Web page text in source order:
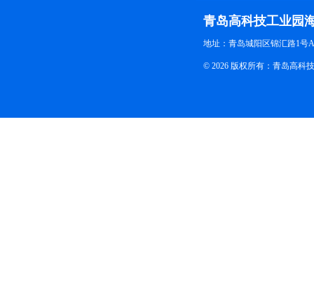
青岛高科技工业园
地址：青岛城阳区锦汇路1号
© 2026 版权所有：青岛高科